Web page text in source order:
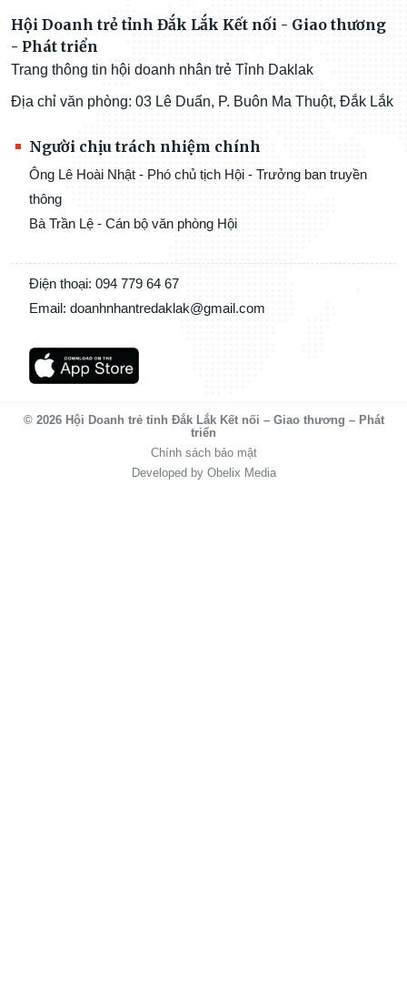
Hội Doanh trẻ tỉnh Đắk Lắk Kết nối - Giao thương
- Phát triển
Trang thông tin hội doanh nhân trẻ Tỉnh Daklak
Địa chỉ văn phòng: 03 Lê Duẩn, P. Buôn Ma Thuột, Đắk Lắk
Người chịu trách nhiệm chính
Ông Lê Hoài Nhật - Phó chủ tịch Hội - Trưởng ban truyền
thông
Bà Trần Lệ - Cán bộ văn phòng Hội
Điện thoại: 094 779 64 67
Email: doanhnhantredaklak@gmail.com
© 2026 Hội Doanh trẻ tỉnh Đắk Lắk Kết nối – Giao thương – Phát
triển
Chính sách bảo mật
Developed by Obelix Media